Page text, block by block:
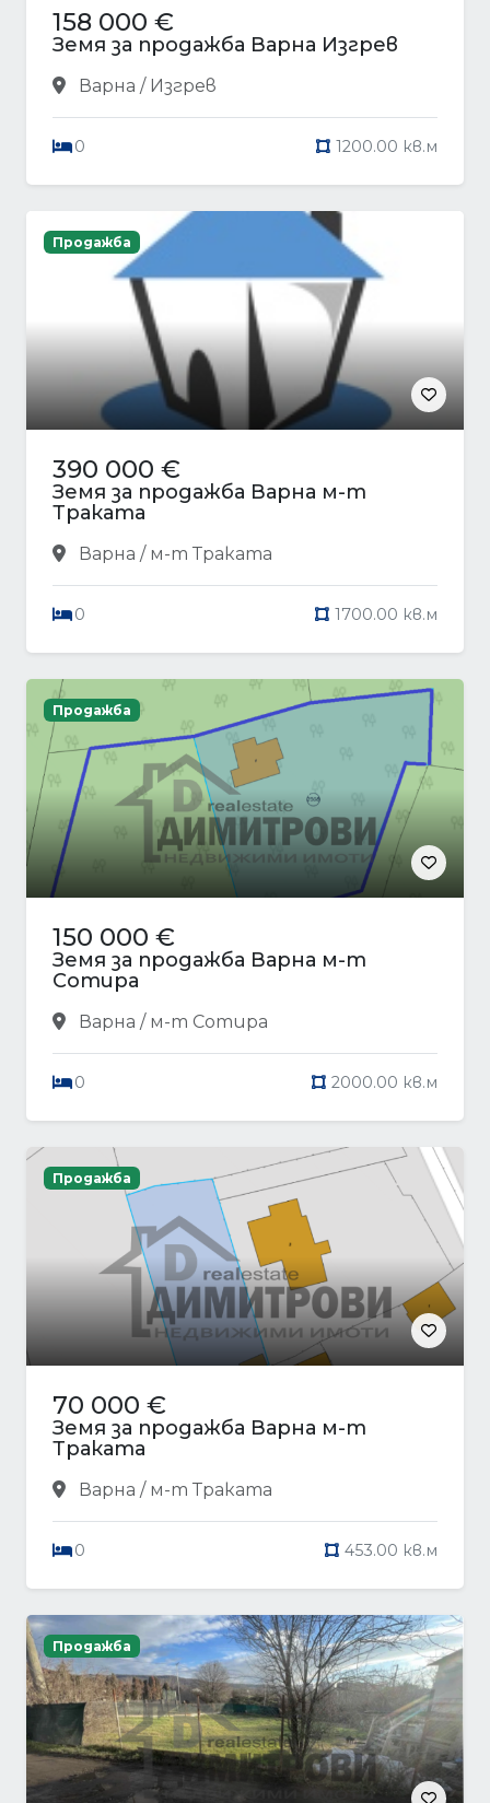
158 000 €
Земя за продажба Варна Изгрев
Варна / Изгрев
0 1200.00 кв.м
Продажба
390 000 €
Земя за продажба Варна м-т
Траката
Варна / м-т Траката
0 1700.00 кв.м
Продажба
150 000 €
Земя за продажба Варна м-т
Сотира
Варна / м-т Сотира
0 2000.00 кв.м
Продажба
70 000 €
Земя за продажба Варна м-т
Траката
Варна / м-т Траката
0 453.00 кв.м
Продажба